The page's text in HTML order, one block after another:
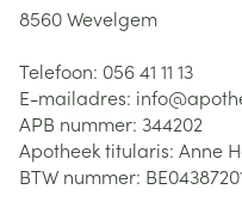
8560Wevelgem
Telefoon: 056 41 11 13
E-mailadres: info@
APB nummer: 344202
Apotheek titularis: Anne
BTW nummer: